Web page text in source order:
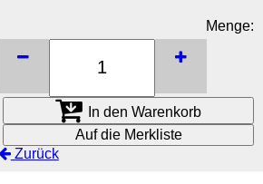
Menge:
In den Warenkorb
Auf die Merkliste
Zurück